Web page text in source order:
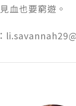
見血也要窮遊。